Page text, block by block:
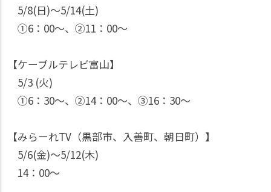
5/8(日)〜5/14(土)
①6：00〜、②11：00〜
【ケーブルテレビ富山】
5/3 (火)
①6：30〜、②14：00〜、③16：30〜
【みらーれTV（黒部市、入善町、朝日町）】
5/6(金)〜5/12(木)
14：00〜